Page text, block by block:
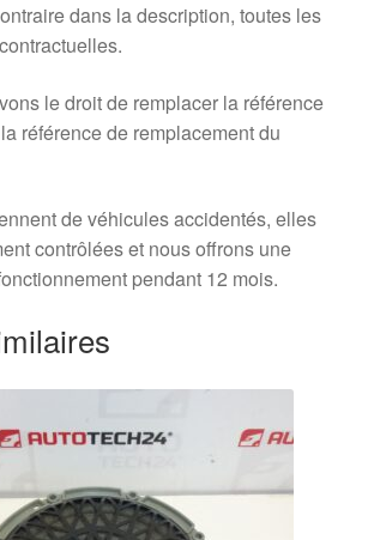
dans la description, toutes les
le droit de remplacer la référence
référence de remplacement du
de véhicules accidentés, elles
contrôlées et nous offrons une
pendant 12 mois.